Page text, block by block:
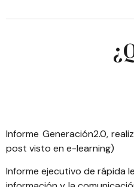
Informe Generación2.0,
post visto en e-learning)
Informe ejecutivo de rápida